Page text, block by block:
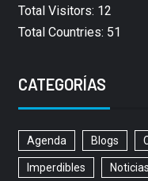
Total Visitors: 12
Total Countries: 51
CATEGORÍAS
Agenda Blogs
Imperdibles Noticias